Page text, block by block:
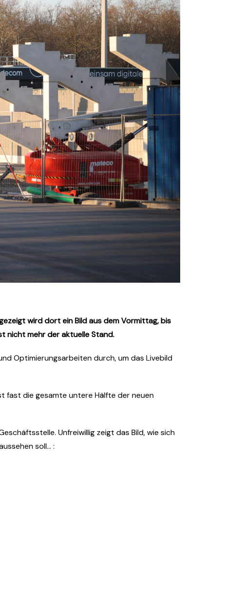
wird dort ein Bild aus dem Vormittag, bis
nicht mehr der aktuelle Stand.
Optimierungsarbeiten durch, um das Livebild
fast die gesamte untere Hälfte der neuen
Unfreiwillig zeigt das Bild, wie sich
soll… :